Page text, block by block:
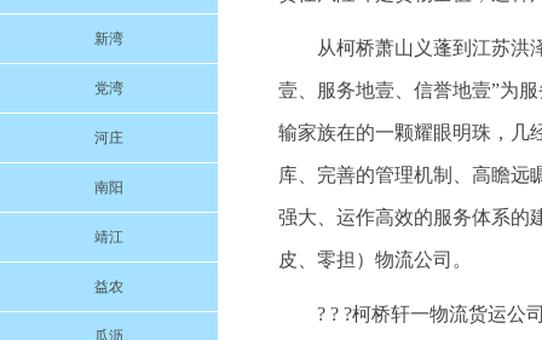
新湾
党湾
河庄
南阳
靖江
益农
瓜沥
从柯桥萧山义蓬到江苏洪
壹、服务地壹、信誉地壹”为
输家族在的一颗耀眼明珠，几
库、完善的管理机制、高瞻远
强大、运作高效的服务体系的
皮、零担）物流公司。
? ? ?柯桥轩一物流货运公